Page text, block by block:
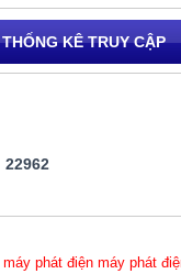
THỐNG KÊ TRUY CẬP
22962
máy phát điện máy phát